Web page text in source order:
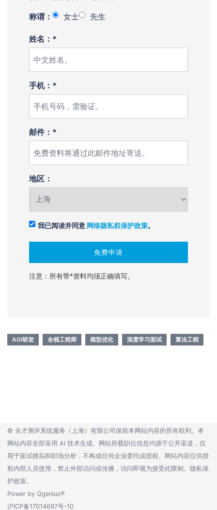
称谓： 女士 先生
姓名：*
手机：*
邮件：*
地区：
我已阅读并同意 网络隐私权保护政策。
注意：所有带*资料均须正确填写。
AGI研发 全栈工程师 模型优化 深度学习面试 算法工程
© 全才测评系统服务（上海）有限公司 保留本网站内容的所有权利。本
网站内容全部采用 AI 技术生成。网站所载职位信息均源于公开渠道，仅
用于面试模拟和职场分析，不构成任何企业委托或授权。网站内容仅供授
权内部人员使用，禁止外部访问或传播，访问即视为接受此限制。 隐私保
护政策。
Power by Qgenius®
沪ICP备17014697号-10